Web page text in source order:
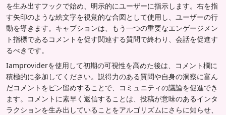
を生み出すフックで始め、明示的にユーザーに指示します。右を指
す矢印のような絵文字を視覚的な合図として使用し、ユーザーの行
動を導きます。キャプションは、もう一つの重要なエンゲージメン
ト指標であるコメントを促す関連する質問で終わり、会話を促進す
るべきです。
Iamproviderを使用して初期の可視性を高めた後は、コメント欄に
積極的に参加してください。説得力のある質問や自身の洞察に富ん
だコメントをピン留めすることで、コミュニティの議論を促進でき
ます。コメントに素早く返信することは、投稿が意味のあるインタ
ラクションを生み出していることをアルゴリズムにさらに知らせ、